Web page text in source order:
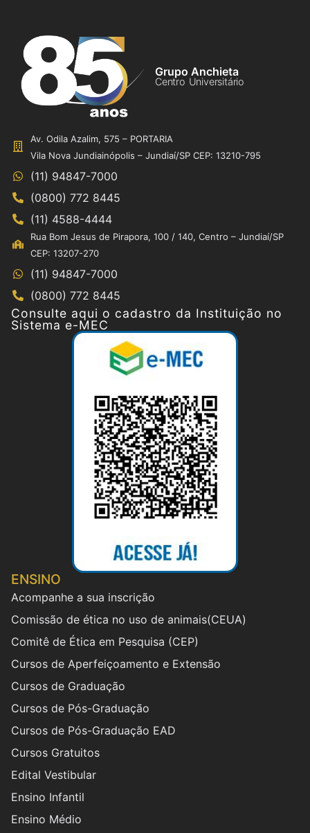
Grupo Anchieta
Centro Universitário
Av. Odila Azalim, 575 – PORTARIA
Vila Nova Jundiainópolis – Jundiaí/SP CEP: 13210-795
(11) 94847-7000
(0800) 772 8445
(11) 4588-4444
Rua Bom Jesus de Pirapora, 100 / 140, Centro – Jundiaí/SP
CEP: 13207-270
(11) 94847-7000
(0800) 772 8445
Consulte aqui o cadastro da Instituição no
Sistema e-MEC
ENSINO
Acompanhe a sua inscrição
Comissão de ética no uso de animais(CEUA)
Comitê de Ética em Pesquisa (CEP)
Cursos de Aperfeiçoamento e Extensão
Cursos de Graduação
Cursos de Pós-Graduação
Cursos de Pós-Graduação EAD
Cursos Gratuitos
Edital Vestibular
Ensino Infantil
Ensino Médio